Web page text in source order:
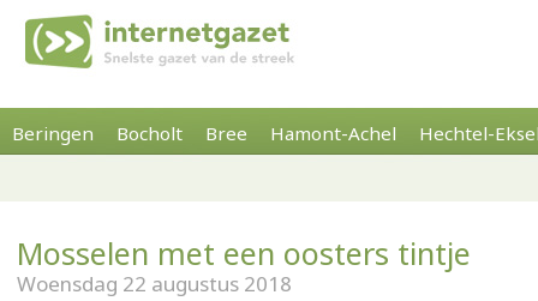
Beringen Bocholt Bree Hamont-Achel Hechtel-
Mosselen met een oosters tintje
Woensdag 22 augustus 2018